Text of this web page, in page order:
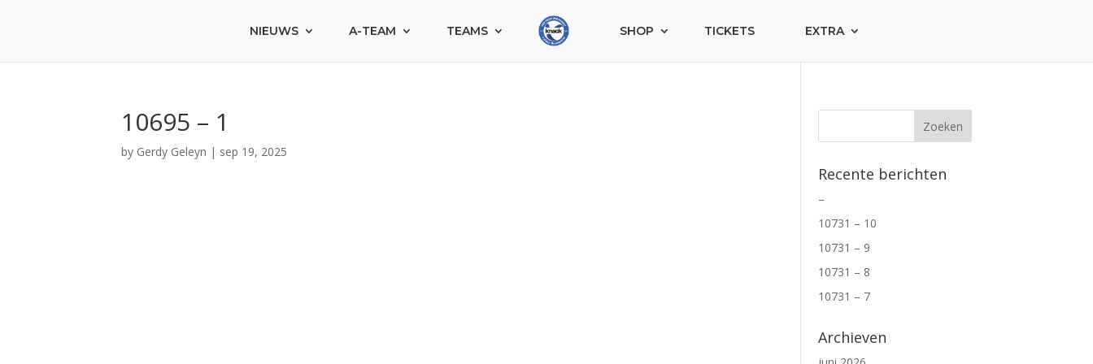
NIEUWS A-TEAM TEAMS SHOP TICKETS EXTRA
10695 – 1
by Gerdy Geleyn | sep 19, 2025
Recente berichten
–
10731 – 10
10731 – 9
10731 – 8
10731 – 7
Archieven